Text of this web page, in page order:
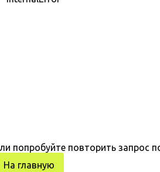
попробуйте повторить запрос
На главную